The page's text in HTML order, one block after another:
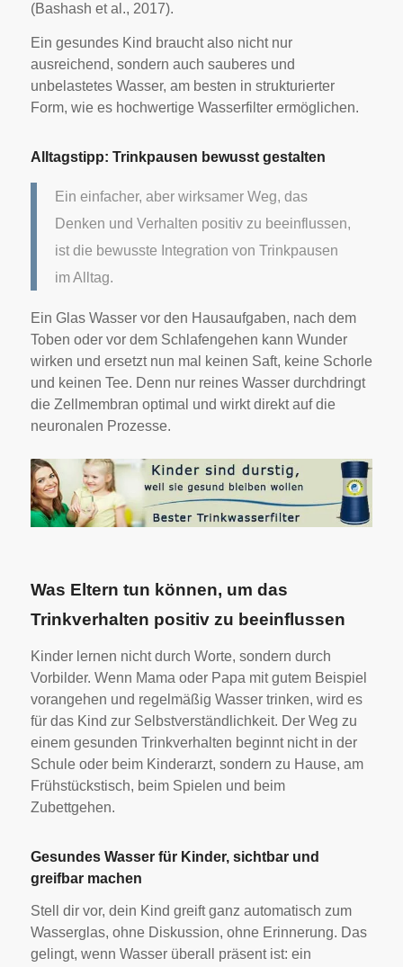
(Bashash et al., 2017).
Ein gesundes Kind braucht also nicht nur
ausreichend, sondern auch sauberes und
unbelastetes Wasser, am besten in strukturierter
Form, wie es hochwertige Wasserfilter ermöglichen.
Alltagstipp: Trinkpausen bewusst gestalten
Ein einfacher, aber wirksamer Weg, das
Denken und Verhalten positiv zu beeinflussen,
ist die bewusste Integration von Trinkpausen
im Alltag.
Ein Glas Wasser vor den Hausaufgaben, nach dem
Toben oder vor dem Schlafengehen kann Wunder
wirken und ersetzt nun mal keinen Saft, keine Schorle
und keinen Tee. Denn nur reines Wasser durchdringt
die Zellmembran optimal und wirkt direkt auf die
neuronalen Prozesse.
Was Eltern tun können, um das
Trinkverhalten positiv zu beeinflussen
Kinder lernen nicht durch Worte, sondern durch
Vorbilder. Wenn Mama oder Papa mit gutem Beispiel
vorangehen und regelmäßig Wasser trinken, wird es
für das Kind zur Selbstverständlichkeit. Der Weg zu
einem gesunden Trinkverhalten beginnt nicht in der
Schule oder beim Kinderarzt, sondern zu Hause, am
Frühstückstisch, beim Spielen und beim
Zubettgehen.
Gesundes Wasser für Kinder, sichtbar und
greifbar machen
Stell dir vor, dein Kind greift ganz automatisch zum
Wasserglas, ohne Diskussion, ohne Erinnerung. Das
gelingt, wenn Wasser überall präsent ist: ein